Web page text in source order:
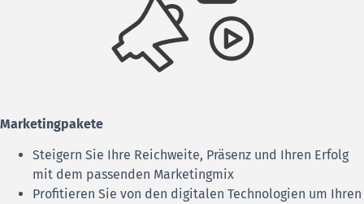
Marketingpakete
Steigern Sie Ihre Reichweite, Präsenz und Ihren Erfolg
mit dem passenden Marketingmix
Profitieren Sie von den digitalen Technologien um Ihren